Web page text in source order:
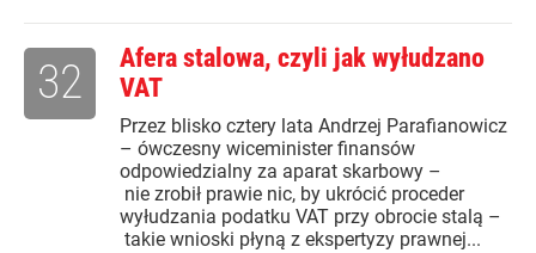
Afera stalowa, czyli jak wyłudzano
VAT
Przez blisko cztery lata Andrzej Parafianowicz
– ówczesny wiceminister finansów
odpowiedzialny za aparat skarbowy –
nie zrobił prawie nic, by ukrócić proceder
wyłudzania podatku VAT przy obrocie stalą –
takie wnioski płyną z ekspertyzy prawnej...
32